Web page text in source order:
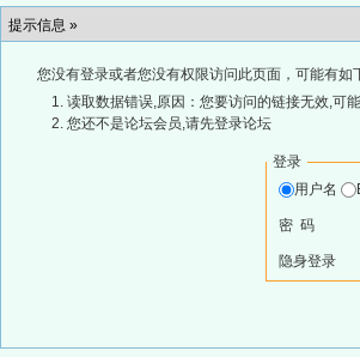
提示信息 »
您没有登录或者您没有权限访问此页面，可能有如
读取数据错误,原因：您要访问的链接无效,可
您还不是论坛会员,请先登录论坛
登录
用户名
密 码
隐身登录